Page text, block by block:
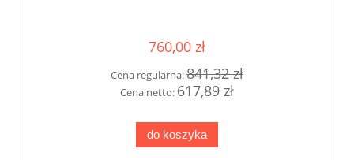
760,00 zł
Cena regularna:841,32 zł
Cena netto: 617,89 zł
do koszyka